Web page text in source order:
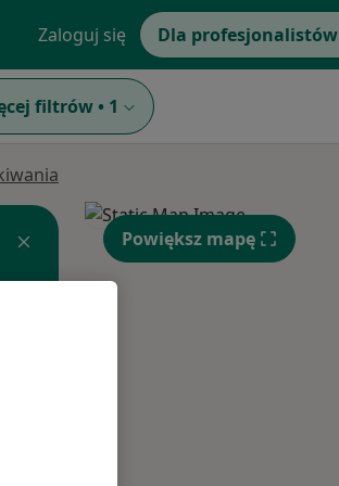
Zaloguj się Dla profesjonalistów
filtrów • 1
Powiększ mapę